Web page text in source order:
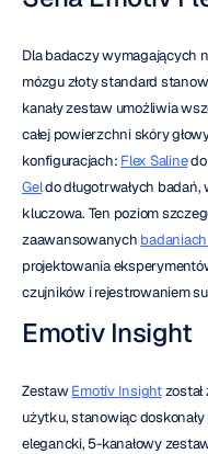
Dla badaczy wymagających
mózgu złoty standard
kanały zestaw umożliwia
całej powierzchni skóry
konfiguracjach: Flex Saline do
Gel do długotrwałych
kluczowa. Ten poziom
zaawansowanych
projektowania
czujników i rejestrowaniem
Emotiv Insight
Zestaw Emotiv Insight został
użytku, stanowiąc
elegancki, 5-kanałowy